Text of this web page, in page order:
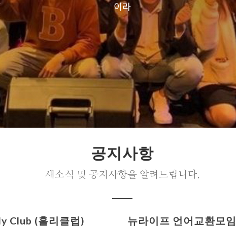
이라
공지사항
새소식 및 공지사항을 알려드립니다.
Club (홀리클럽) 뉴라이프 언어교환모임